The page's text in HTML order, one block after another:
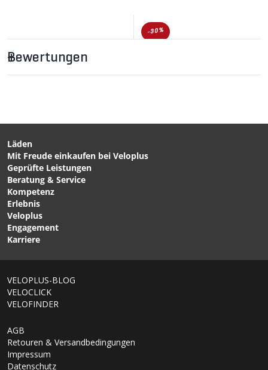
CHF 4.90
AXLE THRU
Transportachse für Gabel
mit Steckachse 15 x
100/110mm (Boost) /
braun von VELOPLUS
SWISS DESIGN
-30%
CHF 13.90
Bewertungen
Läden
Mit Freude einkaufen bei Veloplus
Geprüfte Leistungen
Beratung & Service
Kompetenz
Erlebnis
Veloplus
Engagement
Karriere
VELOPLUS-BLOG
VELOCLICK
VELOFINDER
AGB
Retouren & Versandbedingungen
Impressum
Datenschutz